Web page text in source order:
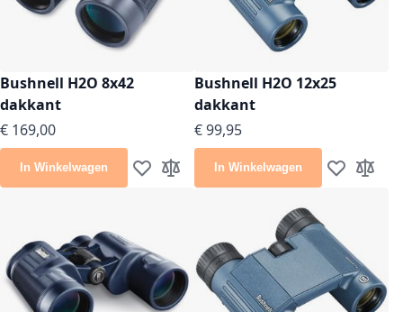
Bushnell H2O 8x42
dakkant
€ 169,00
In Winkelwagen Voeg toe aan verlanglijst
Toevoegen om te vergelijken
Bushnell H2O 12x25
dakkant
€ 99,95
In Winkelwagen Voeg toe